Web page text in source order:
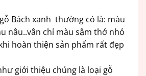
Bách xanh thường có là: màu
nâu..vân chỉ màu sậm thớ nhỏ
hoàn thiện sản phẩm rất đẹp
giới thiệu chúng là loại gỗ